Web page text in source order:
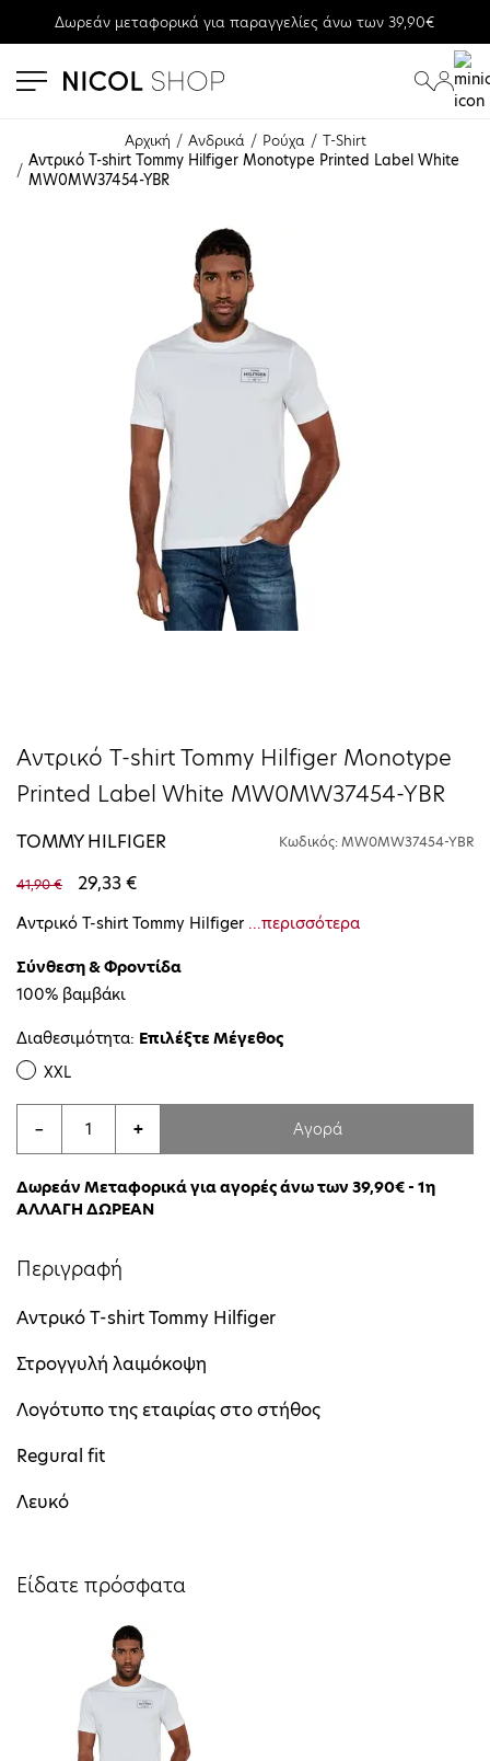
Δωρεάν μεταφορικά για παραγγελίες άνω των 39,90€
Αρχική Ανδρικά Ρούχα
T-Shirt
Αντρικό T-shirt Tommy Hilfiger Monotype Printed Label White
MW0MW37454-YBR
Αντρικό T-shirt Tommy Hilfiger Monotype
Printed Label White MW0MW37454-YBR
TOMMY HILFIGER Κωδικός: MW0MW37454-YBR
41,90 € 29,33 €
Αντρικό T-shirt Tommy Hilfiger ...περισσότερα
Σύνθεση & Φροντίδα
100% βαμβάκι
Διαθεσιμότητα: Επιλέξτε Μέγεθος
XXL
− + Αγορά
Δωρεάν Μεταφορικά για αγορές άνω των 39,90€ - 1η
ΑΛΛΑΓΗ ΔΩΡΕΑΝ
Περιγραφή
Αντρικό T-shirt Tommy Hilfiger
Στρογγυλή λαιμόκοψη
Λογότυπο της εταιρίας στο στήθος
Regural fit
Λευκό
Είδατε πρόσφατα